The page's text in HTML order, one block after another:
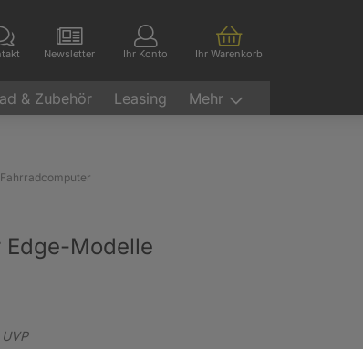
Newsletter Ihr Konto Ihr Warenkorb
& Zubehör Leasing Mehr
Modelle